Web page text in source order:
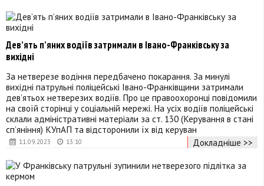
11.09.2023 13:10
Девʼять пʼяних водіїв затримали в Івано-Франківську за
вихідні
За нетверезе водіння передбачено покарання. За минулі
вихідні патрульні поліцейські Івано-Франківщини затримали
девʼятьох нетверезих водіїв. Про це правоохоронці повідомили
на своїй сторінці у соціальній мережі. На усіх водіїв поліцейські
склали адміністративні матеріали за ст. 130 (Керування в стані
сп’яніння) КУпАП та відсторонили їх від керуван
Докладніше >>